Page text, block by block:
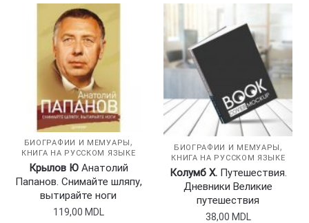
БИОГРАФИИ И МЕМУАРЫ ,
КНИГА НА РУССКОМ ЯЗЫКЕ
Крылов ЮАнатолий
Папанов. Снимайте шляпу,
вытирайте ноги
119,00 MDL
БИОГРАФИИ И МЕМУАРЫ,
КНИГА НА РУССКОМ ЯЗЫКЕ
Колумб Х.Путешествия.
Дневники Великие
путешествия
38,00 MDL